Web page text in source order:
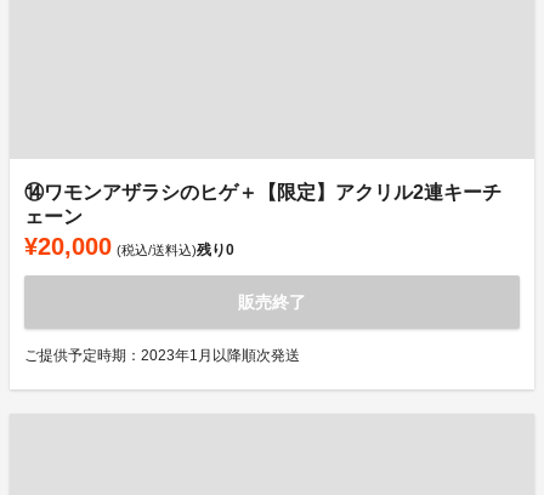
⑭ワモンアザラシのヒゲ＋【限定】アクリル2連キーチ
ェーン
¥20,000 (税込/送料込)残り0
販売終了
ご提供予定時期：2023年1月以降順次発送